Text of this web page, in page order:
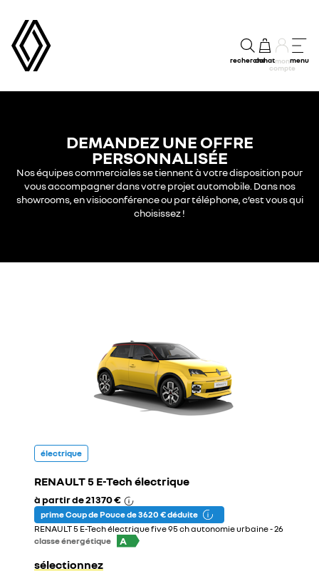
rechercheachatmon
compte
menu
DEMANDEZ UNE OFFRE
PERSONNALISÉE
Nos équipes commerciales se tiennent à votre disposition pour
vous accompagner dans votre projet automobile. Dans nos
showrooms, en visioconférence ou par téléphone, c’est vous qui
choisissez !​
électrique
RENAULT 5 E-Tech électrique
à partir de21 370 €
prime Coup de Pouce de 3 620 € déduite
RENAULT 5 E-Tech électrique five 95 ch autonomie urbaine - 26
classe énergétique
A
sélectionnez